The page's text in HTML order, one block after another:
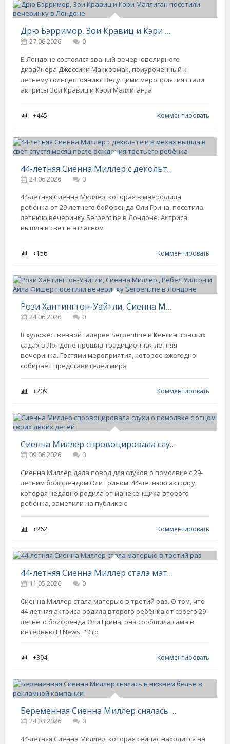
Дрю Бэрримор, Зои Кравиц и Кэри Маллиган посетили вечеринку в Лондоне
27.06.2026
0
В Лондоне состоялся званый вечер ювелирного
дизайнера Джессики Маккормак, приуроченный к
летнему солнцестоянию. Ведущими мероприятия стали
актрисы Зои Кравиц и Кэри Маллиган, а
+445 Комментировать
44-летняя Сиенна Миллер с декольте и в мехах вышла в свет спустя месяц после рождения третьего ребёнка
24.06.2026
0
44-летняя Сиенна Миллер, которая в мае родила
ребёнка от 29-летнего бойфренда Оли Грина, посетила
летнюю вечеринку Serpentine в Лондоне. Актриса
вышла в свет в атласном
+156 Комментировать
Рози Хантингтон-Уайтли, Сиенна Миллер , Ребел Уилсон и Айла Фишер посетили вечеринку Serpentine в Лондоне
24.06.2026
0
В художественной галерее Serpentine в Кенсингтонских
садах в Лондоне прошла традиционная летняя
вечеринка. Гостями мероприятия, которое ежегодно
собирает представителей мира
+209 Комментировать
Сиенна Миллер спровоцировала слухи о помолвке с отцом своих двоих детей
09.06.2026
0
Сиенна Миллер дала повод для слухов о помолвке с 29-
летним бойфрендом Оли Грином. 44-летнюю актрису,
которая недавно родила от манекенщика второго
ребёнка, заметили на публике с
+262 Комментировать
44-летняя Сиенна Миллер стала матерью в третий раз
11.05.2026
0
Сиенна Миллер стала матерью в третий раз. О том, что
44-летняя актриса родила второго ребёнка от своего 29-
летнего бойфренда Оли Грина, она сообщила сама в
интервью E! News. "Это
+304 Комментировать
Беременная Сиенна Миллер снялась в нижнем белье в рекламной кампании
24.03.2026
0
44-летняя Сиенна Миллер, которая сейчас находится на